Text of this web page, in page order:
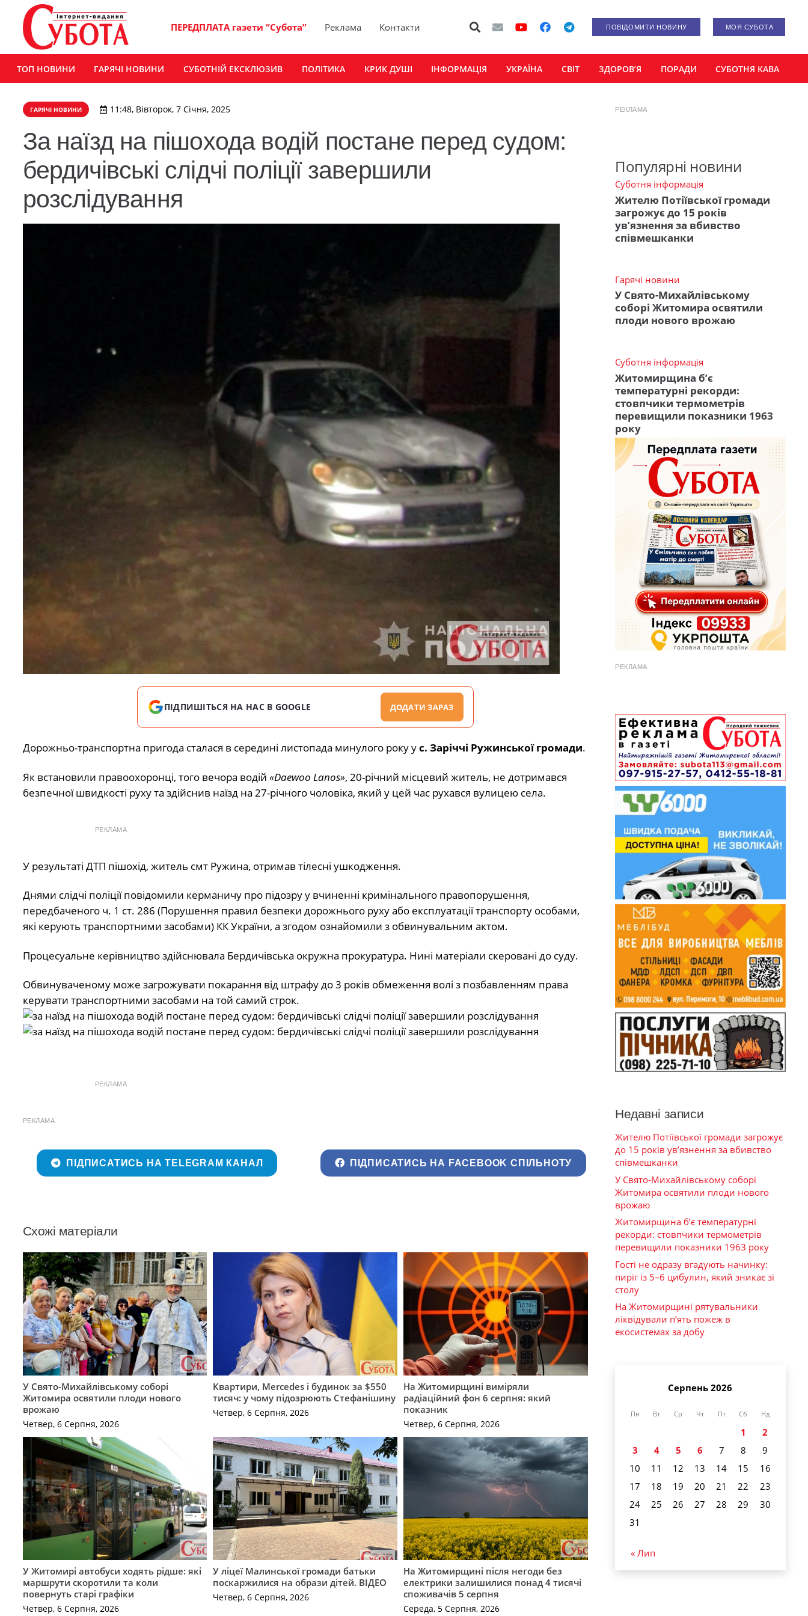
ПЕРЕДПЛАТА газети “Субота” Реклама Контакти ПОВІДОМИТИ НОВИНУ МОЯ СУБОТА
ТОП НОВИНИ ГАРЯЧІ НОВИНИ СУБОТНІЙ ЕКСКЛЮЗИВ ПОЛІТИКА КРИК ДУШІ ІНФОРМАЦІЯ УКРАЇНА СВІТ ЗДОРОВ’Я ПОРАДИ СУБОТНЯ КАВА
ГАРЯЧІ НОВИНИ 11:48, Вівторок, 7 Січня, 2025
За наїзд на пішохода водій постане перед судом:
бердичівські слідчі поліції завершили
розслідування
ПІДПИШІТЬСЯ НА НАС В GOOGLE ДОДАТИ ЗАРАЗ
Дорожньо-транспортна пригода сталася в середині листопада минулого року ус. Заріччі Ружинської громади.
Як встановили правоохоронці, того вечора водій «Daewoo Lanos», 20-річний місцевий житель, не дотримався
безпечної швидкості руху та здійснив наїзд на 27-річного чоловіка, який у цей час рухався вулицею села.
РЕКЛАМА
У результаті ДТП пішохід, житель смт Ружина, отримав тілесні ушкодження.
Днями слідчі поліції повідомили керманичу про підозру у вчиненні кримінального правопорушення,
передбаченого ч. 1 ст. 286 (Порушення правил безпеки дорожнього руху або експлуатації транспорту особами,
які керують транспортними засобами) КК України, а згодом ознайомили з обвинувальним актом.
Процесуальне керівництво здійснювала Бердичівська окружна прокуратура. Нині матеріали скеровані до суду.
Обвинуваченому може загрожувати покарання від штрафу до 3 років обмеження волі з позбавленням права
керувати транспортними засобами на той самий строк.
РЕКЛАМА
РЕКЛАМА
ПІДПИСАТИСЬ НА TELEGRAM КАНАЛ ПІДПИСАТИСЬ НА FACEBOOK СПІЛЬНОТУ
Схожі матеріали
У Свято-Михайлівському соборі
Житомира освятили плоди нового
врожаю
Четвер, 6 Серпня, 2026
Квартири, Mercedes і будинок за $550
тисяч: у чому підозрюють Стефанішину
Четвер, 6 Серпня, 2026
На Житомирщині виміряли
радіаційний фон 6 серпня: який
показник
Четвер, 6 Серпня, 2026
У Житомирі автобуси ходять рідше: які
маршрути скоротили та коли
повернуть старі графіки
Четвер, 6 Серпня, 2026
У ліцеї Малинської громади батьки
поскаржилися на образи дітей. ВІДЕО
Четвер, 6 Серпня, 2026
На Житомирщині після негоди без
електрики залишилися понад 4 тисячі
споживачів 5 серпня
Середа, 5 Серпня, 2026
РЕКЛАМА
Популярні новини
Суботня інформація
Жителю Потіївської громади
загрожує до 15 років
ув’язнення за вбивство
співмешканки
Гарячі новини
У Свято-Михайлівському
соборі Житомира освятили
плоди нового врожаю
Суботня інформація
Житомирщина б’є
температурні рекорди:
стовпчики термометрів
перевищили показники 1963
року
РЕКЛАМА
Недавні записи
Жителю Потіївської громади загрожує
до 15 років ув’язнення за вбивство
співмешканки
У Свято-Михайлівському соборі
Житомира освятили плоди нового
врожаю
Житомирщина б’є температурні
рекорди: стовпчики термометрів
перевищили показники 1963 року
Гості не одразу вгадують начинку:
пиріг із 5–6 цибулин, який зникає зі
столу
На Житомирщині рятувальники
ліквідували п’ять пожеж в
екосистемах за добу
Серпень 2026
Пн Вт Ср Чт Пт Сб Нд
1
2
3
4 5 6 7 8
9
10
11 12 13 14 15
16
17
18 19 20 21 22
23
24
25 26 27 28 29
30
31
« Лип